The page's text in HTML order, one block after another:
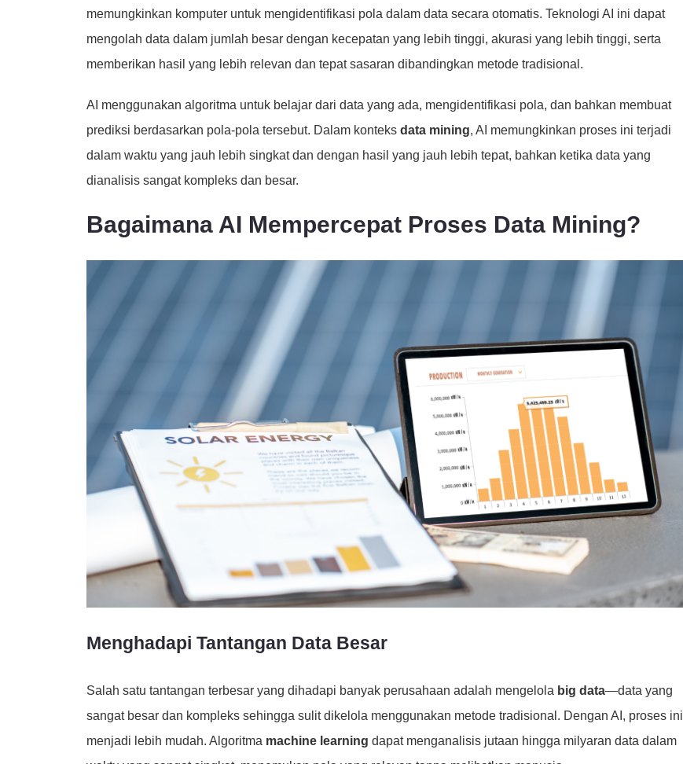
memungkinkan komputer untuk mengidentifikasi pola dalam data secara otomatis. Teknologi AI ini dapat
mengolah data dalam jumlah besar dengan kecepatan yang lebih tinggi, akurasi yang lebih tinggi, serta
memberikan hasil yang lebih relevan dan tepat sasaran dibandingkan metode tradisional.
AI menggunakan algoritma untuk belajar dari data yang ada, mengidentifikasi pola, dan bahkan membuat
prediksi berdasarkan pola-pola tersebut. Dalam konteks data mining, AI memungkinkan proses ini terjadi
dalam waktu yang jauh lebih singkat dan dengan hasil yang jauh lebih tepat, bahkan ketika data yang
dianalisis sangat kompleks dan besar.
Bagaimana AI Mempercepat Proses Data Mining?
Menghadapi Tantangan Data Besar
Salah satu tantangan terbesar yang dihadapi banyak perusahaan adalah mengelola big data—data yang
sangat besar dan kompleks sehingga sulit dikelola menggunakan metode tradisional. Dengan AI, proses ini
menjadi lebih mudah. Algoritma machine learning dapat menganalisis jutaan hingga milyaran data dalam